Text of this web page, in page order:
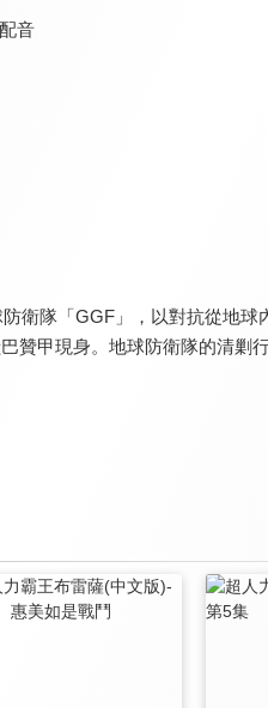
音
衛隊「GGF」，以對抗從地
贊甲現身。地球防衛隊的清剿